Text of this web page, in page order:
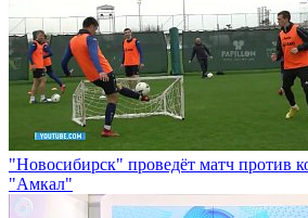
"Новосибирск" проведёт матч против
"Амкал"